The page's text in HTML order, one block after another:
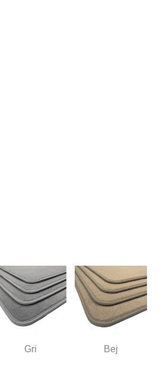
Gri Bej